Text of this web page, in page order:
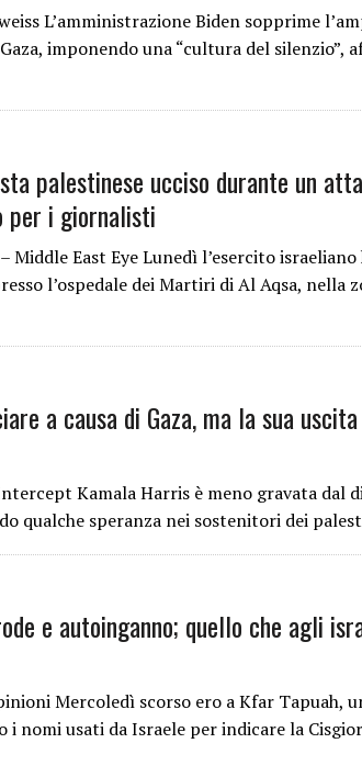
L’amministrazione Biden sopprime
imponendo una “cultura del silenzio”,
palestinese ucciso durante un
per i giornalisti
Middle East Eye Lunedì l’esercito
l’ospedale dei Martiri di Al Aqsa, nella
a causa di Gaza, ma la sua
Kamala Harris è meno gravata dal
qualche speranza nei sostenitori dei
e autoinganno; quello che agli
Mercoledì scorso ero a Kfar Tapuah,
i nomi usati da Israele per indicare la